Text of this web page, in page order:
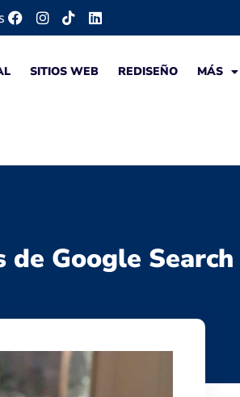
SITIOS WEB REDISEÑO MÁS
Google